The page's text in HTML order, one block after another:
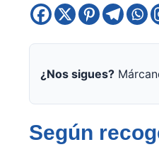
¿Nos sigues?
Según